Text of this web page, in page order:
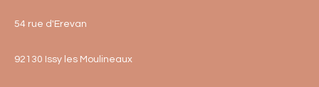
54 rue d'Erevan
92130 Issy les Moulineaux